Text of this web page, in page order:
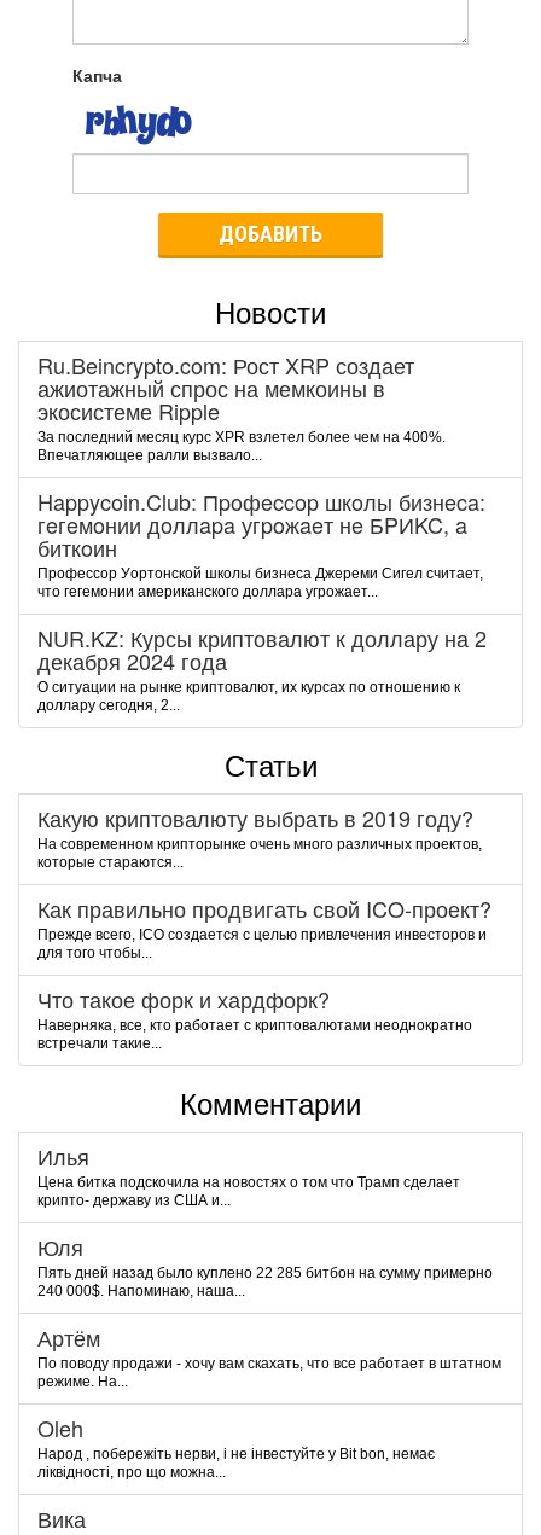
Капча
ДОБАВИТЬ
Новости
Ru.Beincrypto.com: Рост XRP создает
ажиотажный спрос на мемкоины в
экосистеме Ripple
За последний месяц курс XPR взлетел более чем на 400%.
Впечатляющее ралли вызвало...
Happycoin.Club: Пpoфeccop шкoлы бизнeca:
гeгeмoнии дoллapa угpoжaeт нe БPИKC, a
биткoин
Пpoфeccop Уopтoнcкoй шкoлы бизнeca Джepeми Cигeл cчитaeт,
чтo гeгeмoнии aмepикaнcкoгo дoллapa угpoжaeт...
NUR.KZ: Курсы криптовалют к доллару на 2
декабря 2024 года
О ситуации на рынке криптовалют, их курсах по отношению к
доллару сегодня, 2...
Статьи
Какую криптовалюту выбрать в 2019 году?
На современном крипторынке очень много различных проектов,
которые стараются...
Как правильно продвигать свой ICO-проект?
Прежде всего, ICO создается с целью привлечения инвесторов и
для того чтобы...
Что такое форк и хардфорк?
Наверняка, все, кто работает с криптовалютами неоднократно
встречали такие...
Комментарии
Илья
Цена битка подскочила на новостях о том что Трамп сделает
крипто- державу из США и...
Юля
Пять дней назад было куплено 22 285 битбон на сумму примерно
240 000$. Напоминаю, наша...
Артём
По поводу продажи - хочу вам скахать, что все работает в штатном
режиме. На...
Oleh
Народ , побережіть нерви, і не інвестуйте у Bit bon, немає
ліквідності, про що можна...
Вика